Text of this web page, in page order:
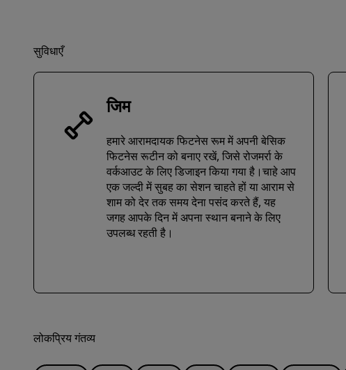
सुविधाएँ
जिम
हमारे आरामदायक फिटनेस रूम में अपनी बेसिक
फिटनेस रूटीन को बनाए रखें, जिसे रोजमर्रा के
वर्कआउट के लिए डिजाइन किया गया है।चाहे आप
एक जल्दी में सुबह का सेशन चाहते हों या आराम से
शाम को देर तक समय देना पसंद करते हैं, यह
जगह आपके दिन में अपना स्थान बनाने के लिए
उपलब्ध रहती है।
लोकप्रिय गंतव्य